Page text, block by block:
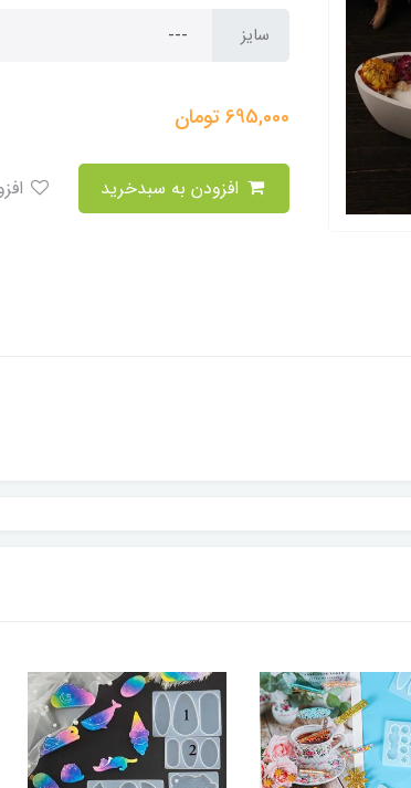
سایز
695,000تومان